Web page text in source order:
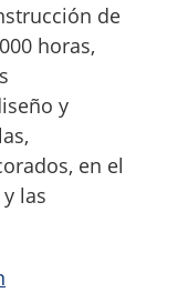
de
horas,
y
en el
las